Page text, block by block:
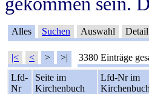
Alles Suchen Auswahl Detail
|< < > >| 3380 Einträge
Lfd-
Nr
Seite im
Kirchenbuch
Lfd-Nr im
Kirchenbuch